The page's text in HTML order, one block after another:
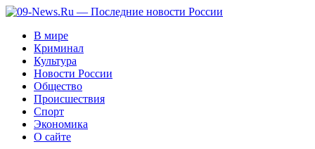
В мире
Криминал
Культура
Новости России
Общество
Происшествия
Спорт
Экономика
О сайте